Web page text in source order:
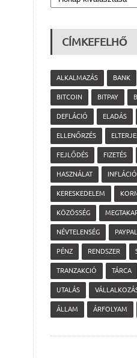
CÍMKEFELHŐ
ALKALMAZÁS BANK
BITCOIN BITPAY
DEFLÁCIÓ ELADÁS
ELLENŐRZÉS
FEJLŐDÉS FIZETÉS
HASZNÁLAT INFLÁCIÓ
KERESKEDELEM
KÖZÖSSÉG
NÉVTELENSÉG PAYPAL
PÉNZ RENDSZER
TRANZAKCIÓ TÁRCA
UTALÁS
ÁLLAM ÁRFOLYAM